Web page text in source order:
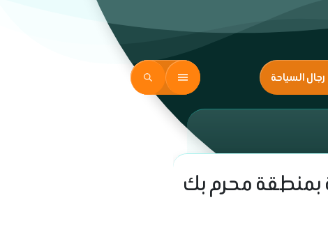
رجال السياحة
بمنطقة محرم بك